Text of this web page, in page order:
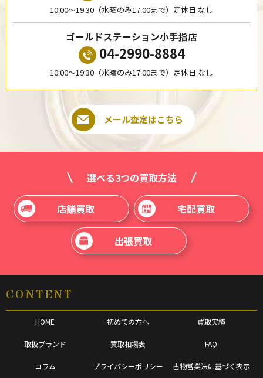
10:00〜19:30（水曜のみ17:00まで）定休日 なし
ゴールドステーション小手指店
04-2990-8884
10:00〜19:30（水曜のみ17:00まで）定休日 なし
メール査定はこちら
選べる3つの買取方法
店舗買取 宅配買取
出張買取
CONTENT
HOME 初めての方へ 買取実績
取扱ブランド 買取相場表 FAQ
コラム プライバシーポリシー 古物営業法に基づく表示